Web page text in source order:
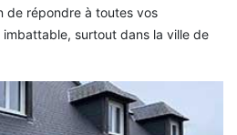
de répondre à toutes vos
surtout dans la ville de